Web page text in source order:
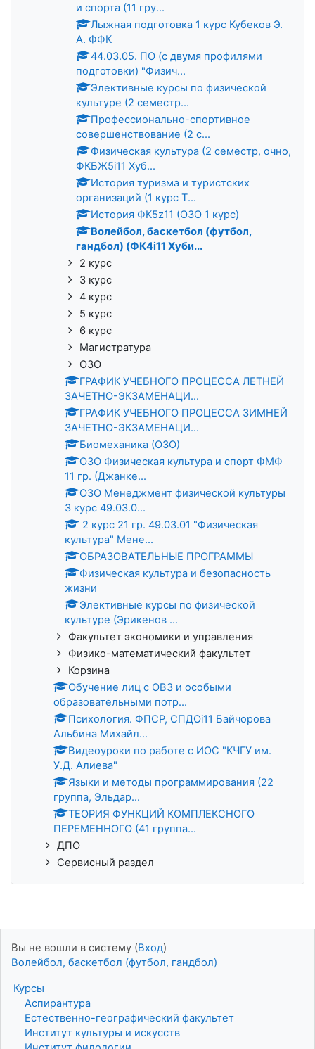
и спорта (11 гру...
Лыжная подготовка 1 курс Кубеков Э.
А. ФФК
44.03.05. ПО (с двумя профилями
подготовки) "Физич...
Элективные курсы по физической
культуре (2 семестр...
Профессионально-спортивное
совершенствование (2 с...
Физическая культура (2 семестр, очно,
ФКБЖ5i11 Хуб...
История туризма и туристских
организаций (1 курс Т...
История ФК5z11 (ОЗО 1 курс)
Волейбол, баскетбол (футбол,
гандбол) (ФК4i11 Хуби...
2 курс
3 курс
4 курс
5 курс
6 курс
Магистратура
ОЗО
ГРАФИК УЧЕБНОГО ПРОЦЕССА ЛЕТНЕЙ
ЗАЧЕТНО-ЭКЗАМЕНАЦИ...
ГРАФИК УЧЕБНОГО ПРОЦЕССА ЗИМНЕЙ
ЗАЧЕТНО-ЭКЗАМЕНАЦИ...
Биомеханика (ОЗО)
ОЗО Физическая культура и спорт ФМФ
11 гр. (Джанке...
ОЗО Менеджмент физической культуры
3 курс 49.03.0...
2 курс 21 гр. 49.03.01 "Физическая
культура" Мене...
ОБРАЗОВАТЕЛЬНЫЕ ПРОГРАММЫ
Физическая культура и безопасность
жизни
Элективные курсы по физической
культуре (Эрикенов ...
Факультет экономики и управления
Физико-математический факультет
Корзина
Обучение лиц с ОВЗ и особыми
образовательными потр...
Психология. ФПСР, СПДОi11 Байчорова
Альбина Михайл...
Видеоуроки по работе с ИОС "КЧГУ им.
У.Д. Алиева"
Языки и методы программирования (22
группа, Эльдар...
ТЕОРИЯ ФУНКЦИЙ КОМПЛЕКСНОГО
ПЕРЕМЕННОГО (41 группа...
ДПО
Сервисный раздел
Вы не вошли в систему (Вход)
Волейбол, баскетбол (футбол, гандбол)
Курсы
Аспирантура
Естественно-географический факультет
Институт культуры и искусств